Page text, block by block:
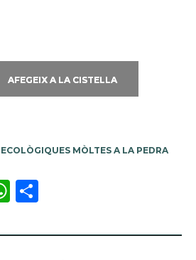
AFEGEIX A LA CISTELLA
MÒLTES A LA PEDRA
WhatsApp